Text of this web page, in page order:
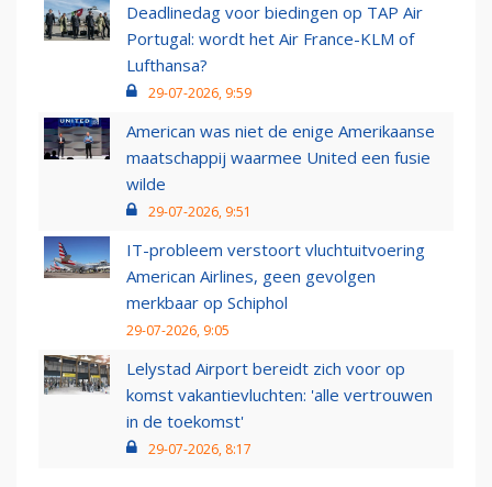
Deadlinedag voor biedingen op TAP Air
Portugal: wordt het Air France-KLM of
Lufthansa?
29-07-2026, 9:59
American was niet de enige Amerikaanse
maatschappij waarmee United een fusie
wilde
29-07-2026, 9:51
IT-probleem verstoort vluchtuitvoering
American Airlines, geen gevolgen
merkbaar op Schiphol
29-07-2026, 9:05
Lelystad Airport bereidt zich voor op
komst vakantievluchten: 'alle vertrouwen
in de toekomst'
29-07-2026, 8:17